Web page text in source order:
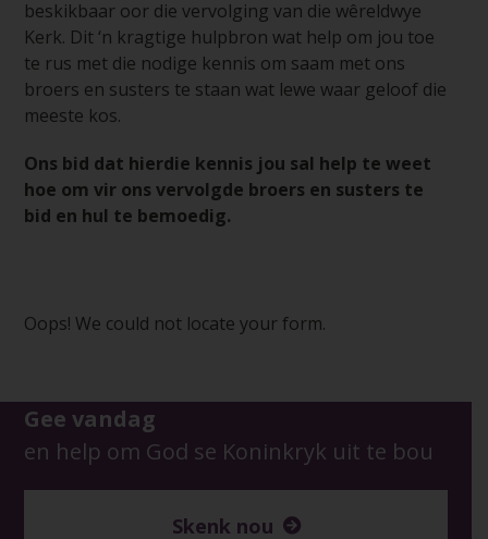
beskikbaar oor die vervolging van die wêreldwye
Kerk. Dit ‘n kragtige hulpbron wat help om jou toe
te rus met die nodige kennis om saam met ons
broers en susters te staan wat lewe waar geloof die
meeste kos.
Ons bid dat hierdie kennis jou sal help te weet
hoe om vir ons vervolgde broers en susters te
bid en hul te bemoedig.
Oops! We could not locate your form.
Gee vandag
en help om God se Koninkryk uit te bou
Skenk nou